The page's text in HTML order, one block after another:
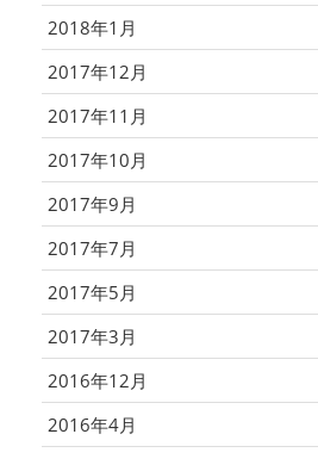
2018年1月
2017年12月
2017年11月
2017年10月
2017年9月
2017年7月
2017年5月
2017年3月
2016年12月
2016年4月